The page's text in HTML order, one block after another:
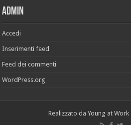
Admin
Accedi
Inserimenti feed
Feed dei commenti
WordPress.org
Realizzato da Young at